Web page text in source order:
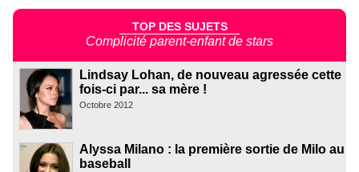
TOP DES SUJETS
Complicité parent-enfant de stars
Lindsay Lohan, de nouveau agressée cette
fois-ci par... sa mère !
Octobre 2012
Alyssa Milano : la première sortie de Milo au
baseball